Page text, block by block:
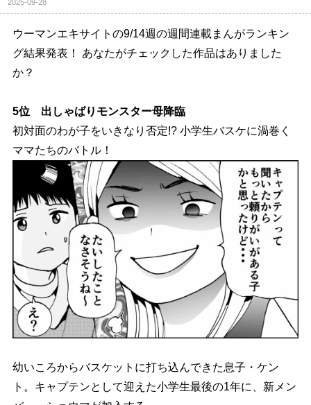
2025-09-28
ウーマンエキサイトの9/14週の週間連載まんがランキン
グ結果発表！ あなたがチェックした作品はありました
か？
5位 出しゃばりモンスター母降臨
初対面のわが子をいきなり否定!? 小学生バスケに渦巻く
ママたちのバトル！
幼いころからバスケットに打ち込んできた息子・ケン
ト。キャプテンとして迎えた小学生最後の1年に、新メン